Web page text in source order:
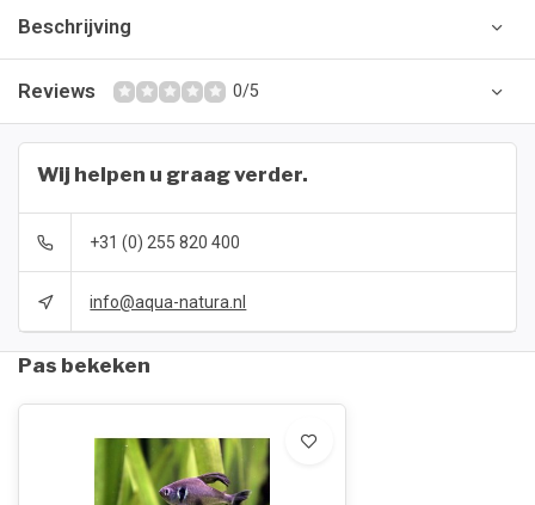
Beschrijving
Reviews 0/5
Wij helpen u graag verder.
+31 (0) 255 820 400
info@aqua-natura.nl
Pas bekeken